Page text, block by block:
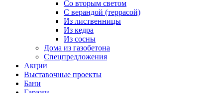
Со вторым светом
С верандой (террасой)
Из лиственницы
Из кедра
Из сосны
Дома из газобетона
Спецпредложения
Акции
Выставочные проекты
Бани